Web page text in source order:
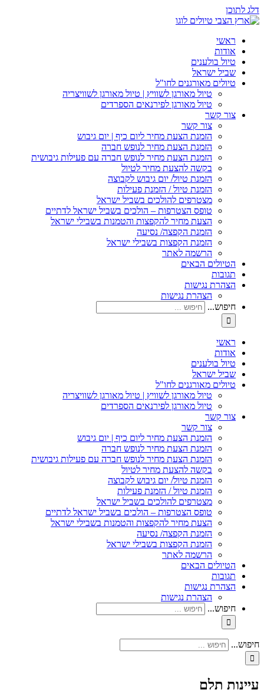
דלג לתוכן
ראשי
אודות
טיול בולענים
שביל ישראל
טיולים מאורגנים לחו"ל
טיול מאורגן לשוויץ | טיול מאורגן לשוויצריה
טיול מאורגן לפירנאים הספרדים
צור קשר
צור קשר
הזמנת הצעת מחיר ליום כיף | יום גיבוש
הזמנת הצעת מחיר לנופש חברה
הזמנת הצעת מחיר לנופש חברה עם פעילות גיבושית
בקשה להצעת מחיר לטיול
הזמנת טיול/ יום גיבוש לקבוצה
הזמנת טיול / הזמנת פעילות
מצטרפים להולכים בשביל ישראל
טופס הצטרפות – הולכים בשביל ישראל לדתיים
הצעת מחיר להקפצות והטמנות בשבילי ישראל
הזמנת הקפצה/ נסיעה
הזמנת הקפצות בשבילי ישראל
הרשמה לאתר
הטיולים הבאים
תגובות
הצהרת נגישות
הצהרת נגישות
חיפוש...
ראשי
אודות
טיול בולענים
שביל ישראל
טיולים מאורגנים לחו"ל
טיול מאורגן לשוויץ | טיול מאורגן לשוויצריה
טיול מאורגן לפירנאים הספרדים
צור קשר
צור קשר
הזמנת הצעת מחיר ליום כיף | יום גיבוש
הזמנת הצעת מחיר לנופש חברה
הזמנת הצעת מחיר לנופש חברה עם פעילות גיבושית
בקשה להצעת מחיר לטיול
הזמנת טיול/ יום גיבוש לקבוצה
הזמנת טיול / הזמנת פעילות
מצטרפים להולכים בשביל ישראל
טופס הצטרפות – הולכים בשביל ישראל לדתיים
הצעת מחיר להקפצות והטמנות בשבילי ישראל
הזמנת הקפצה/ נסיעה
הזמנת הקפצות בשבילי ישראל
הרשמה לאתר
הטיולים הבאים
תגובות
הצהרת נגישות
הצהרת נגישות
חיפוש...
חיפוש...
עיינות תלם